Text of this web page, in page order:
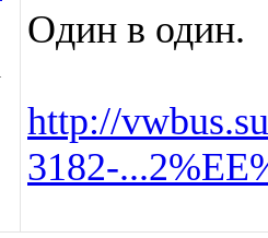
Один в один.
http://
3182-